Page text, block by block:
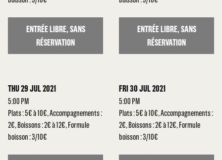
ENTRÉE LIBRE, SANS
RÉSERVATION
ENTRÉE LIBRE, SANS
RÉSERVATION
THU 29 JUL 2021
5:00 PM
Plats : 5€ à 10€, Accompagnements :
2€, Boissons : 2€ à 12€, Formule
boisson : 3/10€
FRI 30 JUL 2021
5:00 PM
Plats : 5€ à 10€, Accompagnements :
2€, Boissons : 2€ à 12€, Formule
boisson : 3/10€